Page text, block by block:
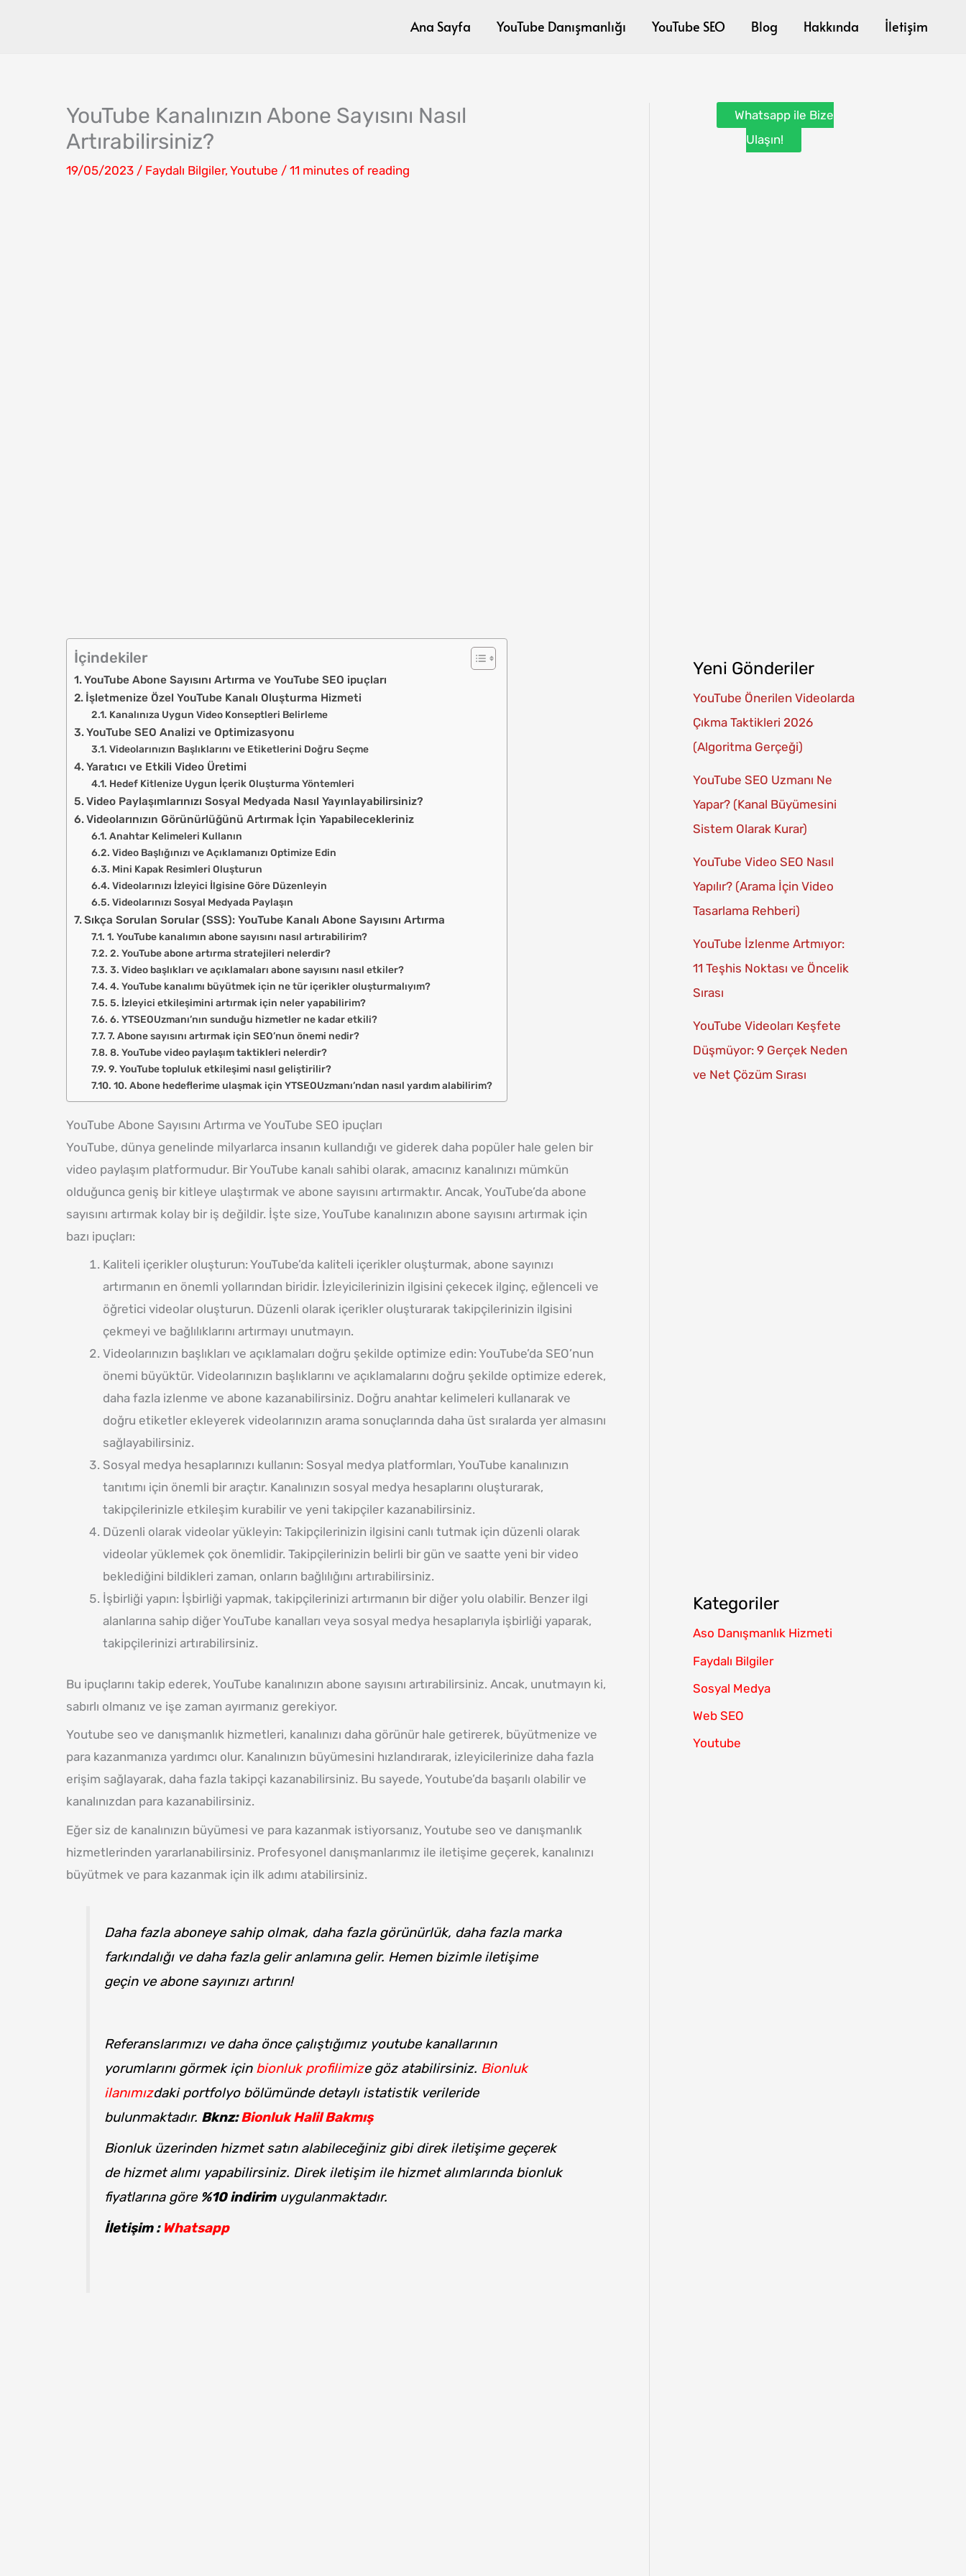
Ana Sayfa YouTube Danışmanlığı YouTube SEO Blog Hakkında İletişim
YouTube Kanalınızın Abone Sayısını Nasıl
Artırabilirsiniz?
19/05/2023 / Faydalı Bilgiler, Youtube / 11 minutes of reading
İçindekiler
YouTube Abone Sayısını Artırma ve YouTube SEO ipuçları
İşletmenize Özel YouTube Kanalı Oluşturma Hizmeti
Kanalınıza Uygun Video Konseptleri Belirleme
YouTube SEO Analizi ve Optimizasyonu
Videolarınızın Başlıklarını ve Etiketlerini Doğru Seçme
Yaratıcı ve Etkili Video Üretimi
Hedef Kitlenize Uygun İçerik Oluşturma Yöntemleri
Video Paylaşımlarınızı Sosyal Medyada Nasıl Yayınlayabilirsiniz?
Videolarınızın Görünürlüğünü Artırmak İçin Yapabilecekleriniz
Anahtar Kelimeleri Kullanın
Video Başlığınızı ve Açıklamanızı Optimize Edin
Mini Kapak Resimleri Oluşturun
Videolarınızı İzleyici İlgisine Göre Düzenleyin
Videolarınızı Sosyal Medyada Paylaşın
Sıkça Sorulan Sorular (SSS): YouTube Kanalı Abone Sayısını Artırma
1. YouTube kanalımın abone sayısını nasıl artırabilirim?
2. YouTube abone artırma stratejileri nelerdir?
3. Video başlıkları ve açıklamaları abone sayısını nasıl etkiler?
4. YouTube kanalımı büyütmek için ne tür içerikler oluşturmalıyım?
5. İzleyici etkileşimini artırmak için neler yapabilirim?
6. YTSEOUzmanı’nın sunduğu hizmetler ne kadar etkili?
7. Abone sayısını artırmak için SEO’nun önemi nedir?
8. YouTube video paylaşım taktikleri nelerdir?
9. YouTube topluluk etkileşimi nasıl geliştirilir?
10. Abone hedeflerime ulaşmak için YTSEOUzmanı’ndan nasıl yardım alabilirim?
YouTube Abone Sayısını Artırma ve YouTube SEO ipuçları
YouTube, dünya genelinde milyarlarca insanın kullandığı ve giderek daha popüler hale gelen bir
video paylaşım platformudur. Bir YouTube kanalı sahibi olarak, amacınız kanalınızı mümkün
olduğunca geniş bir kitleye ulaştırmak ve abone sayısını artırmaktır. Ancak, YouTube’da abone
sayısını artırmak kolay bir iş değildir. İşte size, YouTube kanalınızın abone sayısını artırmak için
bazı ipuçları:
Kaliteli içerikler oluşturun: YouTube’da kaliteli içerikler oluşturmak, abone sayınızı
artırmanın en önemli yollarından biridir. İzleyicilerinizin ilgisini çekecek ilginç, eğlenceli ve
öğretici videolar oluşturun. Düzenli olarak içerikler oluşturarak takipçilerinizin ilgisini
çekmeyi ve bağlılıklarını artırmayı unutmayın.
Videolarınızın başlıkları ve açıklamaları doğru şekilde optimize edin: YouTube’da SEO’nun
önemi büyüktür. Videolarınızın başlıklarını ve açıklamalarını doğru şekilde optimize ederek,
daha fazla izlenme ve abone kazanabilirsiniz. Doğru anahtar kelimeleri kullanarak ve
doğru etiketler ekleyerek videolarınızın arama sonuçlarında daha üst sıralarda yer almasını
sağlayabilirsiniz.
Sosyal medya hesaplarınızı kullanın: Sosyal medya platformları, YouTube kanalınızın
tanıtımı için önemli bir araçtır. Kanalınızın sosyal medya hesaplarını oluşturarak,
takipçilerinizle etkileşim kurabilir ve yeni takipçiler kazanabilirsiniz.
Düzenli olarak videolar yükleyin: Takipçilerinizin ilgisini canlı tutmak için düzenli olarak
videolar yüklemek çok önemlidir. Takipçilerinizin belirli bir gün ve saatte yeni bir video
beklediğini bildikleri zaman, onların bağlılığını artırabilirsiniz.
İşbirliği yapın: İşbirliği yapmak, takipçilerinizi artırmanın bir diğer yolu olabilir. Benzer ilgi
alanlarına sahip diğer YouTube kanalları veya sosyal medya hesaplarıyla işbirliği yaparak,
takipçilerinizi artırabilirsiniz.
Bu ipuçlarını takip ederek, YouTube kanalınızın abone sayısını artırabilirsiniz. Ancak, unutmayın ki,
sabırlı olmanız ve işe zaman ayırmanız gerekiyor.
Youtube seo ve danışmanlık hizmetleri, kanalınızı daha görünür hale getirerek, büyütmenize ve
para kazanmanıza yardımcı olur. Kanalınızın büyümesini hızlandırarak, izleyicilerinize daha fazla
erişim sağlayarak, daha fazla takipçi kazanabilirsiniz. Bu sayede, Youtube’da başarılı olabilir ve
kanalınızdan para kazanabilirsiniz.
Eğer siz de kanalınızın büyümesi ve para kazanmak istiyorsanız, Youtube seo ve danışmanlık
hizmetlerinden yararlanabilirsiniz. Profesyonel danışmanlarımız ile iletişime geçerek, kanalınızı
büyütmek ve para kazanmak için ilk adımı atabilirsiniz.
Daha fazla aboneye sahip olmak, daha fazla görünürlük, daha fazla marka
farkındalığı ve daha fazla gelir anlamına gelir. Hemen bizimle iletişime
geçin ve abone sayınızı artırın!
Referanslarımızı ve daha önce çalıştığımız youtube kanallarının
yorumlarını görmek için bionluk profilimize göz atabilirsiniz. Bionluk
ilanımızdaki portfolyo bölümünde detaylı istatistik verileride
bulunmaktadır. Bknz:Bionluk Halil Bakmış
Bionluk üzerinden hizmet satın alabileceğiniz gibi direk iletişime geçerek
de hizmet alımı yapabilirsiniz. Direk iletişim ile hizmet alımlarında bionluk
fiyatlarına göre %10 indirimuygulanmaktadır.
İletişim :Whatsapp
Whatsapp ile Bize
Ulaşın!
Yeni Gönderiler
YouTube Önerilen Videolarda
Çıkma Taktikleri 2026
(Algoritma Gerçeği)
YouTube SEO Uzmanı Ne
Yapar? (Kanal Büyümesini
Sistem Olarak Kurar)
YouTube Video SEO Nasıl
Yapılır? (Arama İçin Video
Tasarlama Rehberi)
YouTube İzlenme Artmıyor:
11 Teşhis Noktası ve Öncelik
Sırası
YouTube Videoları Keşfete
Düşmüyor: 9 Gerçek Neden
ve Net Çözüm Sırası
Kategoriler
Aso Danışmanlık Hizmeti
Faydalı Bilgiler
Sosyal Medya
Web SEO
Youtube